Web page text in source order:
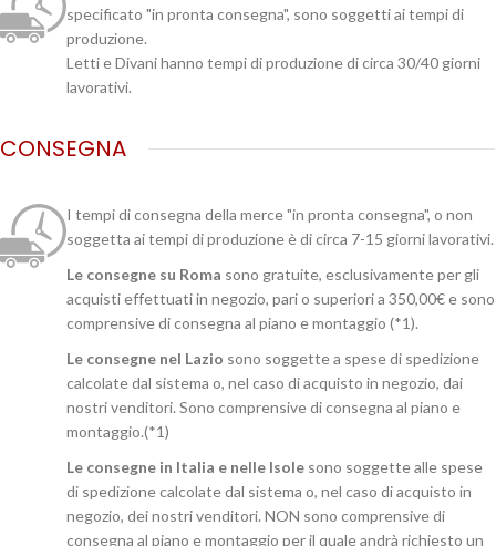
specificato "in pronta consegna", sono soggetti ai tempi di
produzione.
Letti e Divani hanno tempi di produzione di circa 30/40 giorni
lavorativi.
CONSEGNA
I tempi di consegna della merce "in pronta consegna", o non
soggetta ai tempi di produzione è di circa 7-15 giorni lavorativi.
Le consegne su Roma sono gratuite, esclusivamente per gli
acquisti effettuati in negozio, pari o superiori a 350,00€ e sono
comprensive di consegna al piano e montaggio (*1).
Le consegne nel Lazio sono soggette a spese di spedizione
calcolate dal sistema o, nel caso di acquisto in negozio, dai
nostri venditori. Sono comprensive di consegna al piano e
montaggio.(*1)
Le consegne in Italia e nelle Isole sono soggette alle spese
di spedizione calcolate dal sistema o, nel caso di acquisto in
negozio, dei nostri venditori. NON sono comprensive di
consegna al piano e montaggio per il quale andrà richiesto un